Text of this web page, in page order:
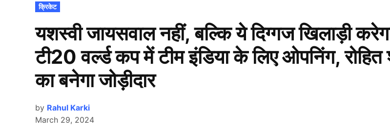
POSTED
IN
क्रिकेट
यशस्वी जायसवाल नहीं, बल्कि ये दिग्गज खिलाड़ी
टी20 वर्ल्ड कप में टीम इंडिया के लिए ओपनिंग, रोहित
का बनेगा जोड़ीदार
by Rahul Karki
March 29, 2024